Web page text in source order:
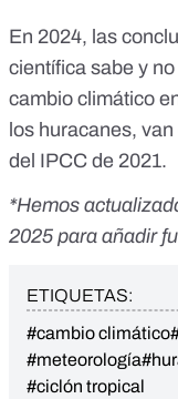
En 2024, las
científica sabe y
cambio climático
los huracanes, van
del IPCC de 2021.
*Hemos
2025 para añadir
ETIQUETAS:
#cambio climático
#meteorología
#ciclón tropical